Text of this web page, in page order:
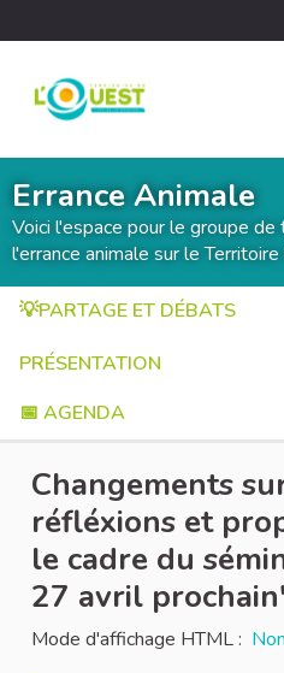
Errance Animale
Voici l'espace pour le groupe
l'errance animale sur le
💡PARTAGE ET DÉBATS
PRÉSENTATION
📅 AGENDA
Changements
réfléxions et
le cadre du
27 avril
Mode d'affichage HTML :